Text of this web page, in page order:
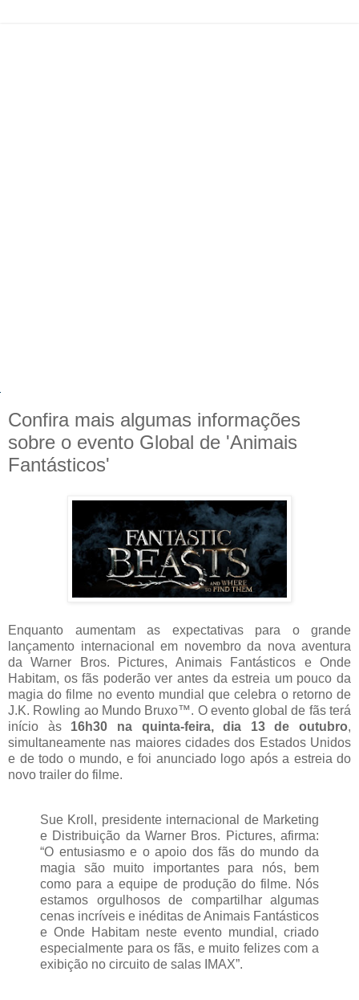
Confira mais algumas informações
sobre o evento Global de 'Animais
Fantásticos'
Enquanto aumentam as expectativas para o grande
lançamento internacional em novembro da nova aventura
da Warner Bros. Pictures, Animais Fantásticos e Onde
Habitam, os fãs poderão ver antes da estreia um pouco da
magia do filme no evento mundial que celebra o retorno de
J.K. Rowling ao Mundo Bruxo™. O evento global de fãs terá
início às 16h30 na quinta-feira, dia 13 de outubro,
simultaneamente nas maiores cidades dos Estados Unidos
e de todo o mundo, e foi anunciado logo após a estreia do
novo trailer do filme.
Sue Kroll, presidente internacional de Marketing
e Distribuição da Warner Bros. Pictures, afirma:
“O entusiasmo e o apoio dos fãs do mundo da
magia são muito importantes para nós, bem
como para a equipe de produção do filme. Nós
estamos orgulhosos de compartilhar algumas
cenas incríveis e inéditas de Animais Fantásticos
e Onde Habitam neste evento mundial, criado
especialmente para os fãs, e muito felizes com a
exibição no circuito de salas IMAX”.